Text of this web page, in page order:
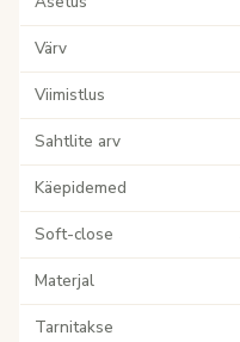
Värv
Viimistlus
Sahtlite arv
Käepidemed
Soft-close
Materjal
Tarnitakse